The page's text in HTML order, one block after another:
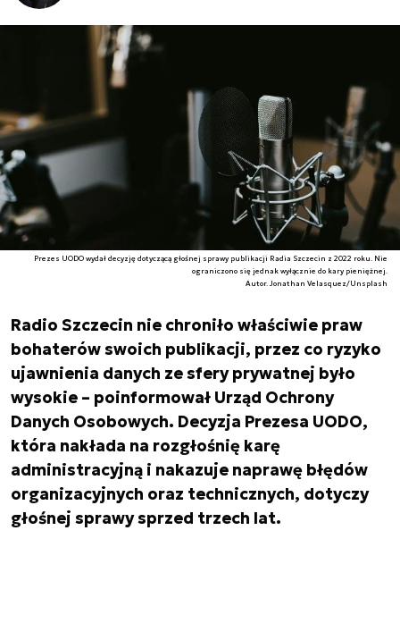
Prezes UODO wydał decyzję dotyczącą głośnej sprawy publikacji Radia Szczecin z 2022 roku. Nie
ograniczono się jednak wyłącznie do kary pieniężnej.
Autor. Jonathan Velasquez/Unsplash
Radio Szczecin nie chroniło właściwie praw
bohaterów swoich publikacji, przez co ryzyko
ujawnienia danych ze sfery prywatnej było
wysokie – poinformował Urząd Ochrony
Danych Osobowych. Decyzja Prezesa UODO,
która nakłada na rozgłośnię karę
administracyjną i nakazuje naprawę błędów
organizacyjnych oraz technicznych, dotyczy
głośnej sprawy sprzed trzech lat.